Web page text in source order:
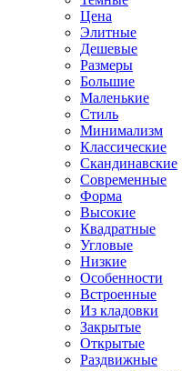
Цена
Элитные
Дешевые
Размеры
Большие
Маленькие
Стиль
Минимализм
Классические
Скандинавские
Современные
Форма
Высокие
Квадратные
Угловые
Низкие
Особенности
Встроенные
Из кладовки
Закрытые
Открытые
Раздвижные